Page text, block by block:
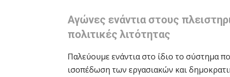
Αγώνες ενάντια στους
πολιτικές λιτότητας
Παλεύουμε ενάντια στο ίδιο το σύστημα
ισοπέδωση των εργασιακών και